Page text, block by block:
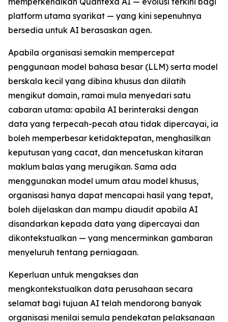
platform utama syarikat — yang kini sepenuhnya
bersedia untuk AI berasaskan agen.
Apabila organisasi semakin mempercepat
penggunaan model bahasa besar (LLM) serta model
berskala kecil yang dibina khusus dan dilatih
mengikut domain, ramai mula menyedari satu
cabaran utama: apabila AI berinteraksi dengan
data yang terpecah-pecah atau tidak dipercayai, ia
boleh memperbesar ketidaktepatan, menghasilkan
keputusan yang cacat, dan mencetuskan kitaran
maklum balas yang merugikan. Sama ada
menggunakan model umum atau model khusus,
organisasi hanya dapat mencapai hasil yang tepat,
boleh dijelaskan dan mampu diaudit apabila AI
disandarkan kepada data yang dipercayai dan
dikontekstualkan — yang mencerminkan gambaran
menyeluruh tentang perniagaan.
Keperluan untuk mengakses dan
mengkontekstualkan data perusahaan secara
selamat bagi tujuan AI telah mendorong banyak
organisasi menilai semula pendekatan pelaksanaan